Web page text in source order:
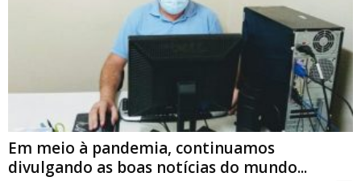
Em meio à pandemia, continuamos
divulgando as boas notícias do mundo...